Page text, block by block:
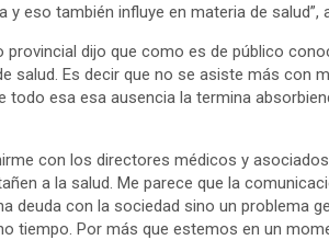
eso también influye en materia de salud”,
dijo que como es de público
salud. Es decir que no se asiste más con
todo esa esa ausencia la termina
con los directores médicos y
a la salud. Me parece que la
deuda con la sociedad sino un problema
tiempo. Por más que estemos en un